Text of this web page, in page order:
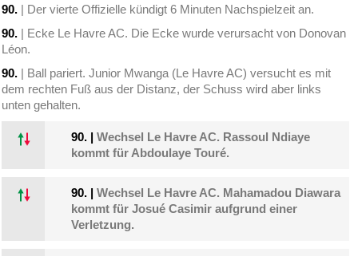
90. | Der vierte Offizielle kündigt 6 Minuten Nachspielzeit an.
90. | Ecke Le Havre AC. Die Ecke wurde verursacht von Donovan
Léon.
90. | Ball pariert. Junior Mwanga (Le Havre AC) versucht es mit
dem rechten Fuß aus der Distanz, der Schuss wird aber links
unten gehalten.
90. |Wechsel Le Havre AC. Rassoul Ndiaye
kommt für Abdoulaye Touré.
90. |Wechsel Le Havre AC. Mahamadou Diawara
kommt für Josué Casimir aufgrund einer
Verletzung.